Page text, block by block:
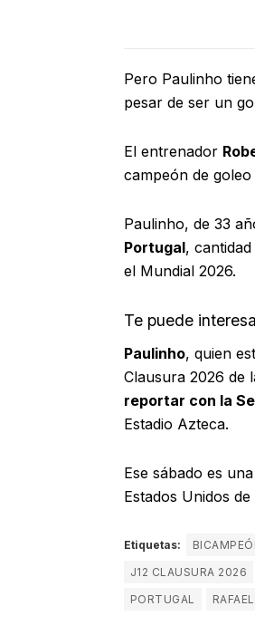
Pero Paulinho
pesar de ser un
El entrenador
campeón de
Paulinho, de 33
Portugal,
el Mundial 2026.
Te puede
Paulinho, quien
Clausura 2026 de
reportar con la
Estadio Azteca.
Ese sábado es
Estados Unidos
Etiquetas:
J12 CLAUSURA 2026
PORTUGAL